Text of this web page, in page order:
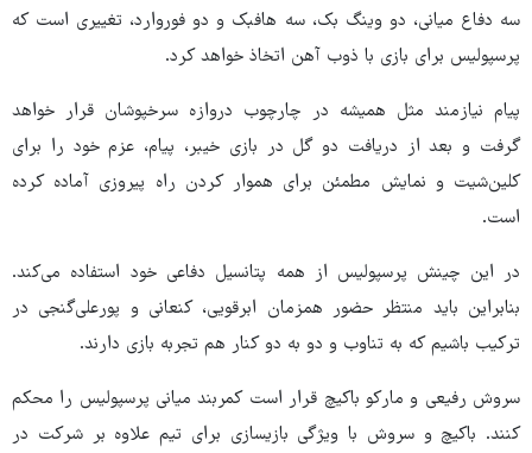
سه دفاع میانی، دو وینگ بک، سه هافبک و دو فوروارد، تغییری است که
پرسپولیس برای بازی با ذوب آهن اتخاذ خواهد کرد.
پیام نیازمند مثل همیشه در چارچوب دروازه سرخپوشان قرار خواهد
گرفت و بعد از دریافت دو گل در بازی خیبر، پیام، عزم خود را برای
کلین‌شیت و نمایش مطمئن برای هموار کردن راه پیروزی آماده کرده
است‌.
در این چینش پرسپولیس از همه پتانسیل دفاعی خود استفاده می‌کند.
بنابراین باید منتظر حضور همزمان ابرقویی، کنعانی و پورعلی‌گنجی در
ترکیب باشیم که به تناوب و دو به دو کنار هم تجربه بازی دارند.
سروش رفیعی و مارکو باکیچ قرار است کمربند میانی پرسپولیس را محکم
کنند. باکیچ و سروش با ویژگی بازیسازی برای تیم علاوه بر شرکت در